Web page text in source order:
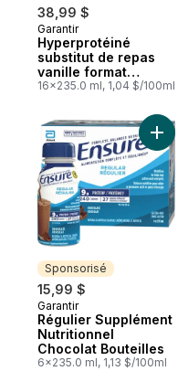
38,99 $
Sponsorisé
Garantir
Hyperprotéiné
substitut de repas
vanille format
économique
16x235.0 ml, 1,04 $/100ml
Sponsorisé
15,99 $
Sponsorisé
Garantir
Régulier Supplément
Nutritionnel
Chocolat Bouteilles
6x235.0 ml, 1,13 $/100ml